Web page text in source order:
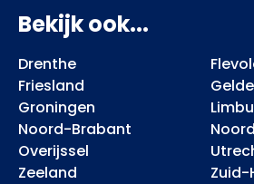
Bekijk ook...
Drenthe
Friesland
Groningen
Noord-Brabant
Overijssel
Zeeland
Zuid-